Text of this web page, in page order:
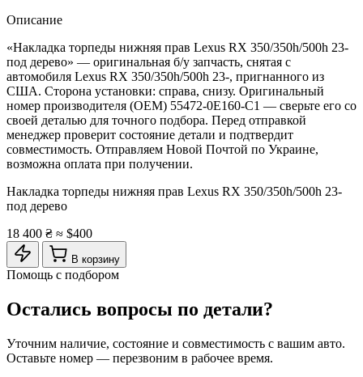
Описание
«Накладка торпеды нижняя прав Lexus RX 350/350h/500h 23-
под дерево» — оригинальная б/у запчасть, снятая с
автомобиля Lexus RX 350/350h/500h 23-, пригнанного из
США. Сторона установки: справа, снизу. Оригинальный
номер производителя (OEM) 55472-0E160-C1 — сверьте его со
своей деталью для точного подбора. Перед отправкой
менеджер проверит состояние детали и подтвердит
совместимость. Отправляем Новой Почтой по Украине,
возможна оплата при получении.
Накладка торпеды нижняя прав Lexus RX 350/350h/500h 23-
под дерево
18 400 ₴ ≈ $400
В корзину
Помощь с подбором
Остались вопросы по детали?
Уточним наличие, состояние и совместимость с вашим авто.
Оставьте номер — перезвоним в рабочее время.